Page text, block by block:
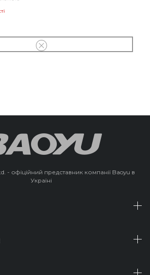
- офіційний представник компанії Baoyu в
Україні